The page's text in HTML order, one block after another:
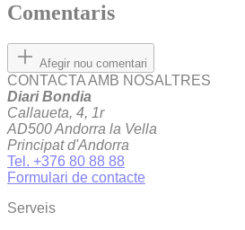
Comentaris
Afegir nou comentari
CONTACTA AMB NOSALTRES
Diari Bondia
Callaueta, 4, 1r
AD500 Andorra la Vella
Principat d'Andorra
Tel. +376 80 88 88
Formulari de contacte
Serveis